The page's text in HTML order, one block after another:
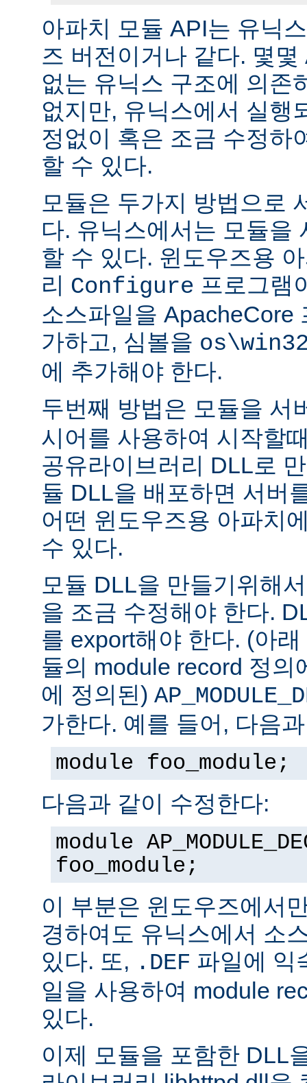
아파치 모듈 API는 유닉
즈 버전이거나 같다. 몇
없는 유닉스 구조에 의존
없지만, 유닉스에서 실행
정없이 혹은 조금 수정하
할 수 있다.
모듈은 두가지 방법으로
다. 유닉스에서는 모듈을
할 수 있다. 윈도우즈용
리 Configure 프로그램
소스파일을 ApacheCore
가하고, 심볼을
에 추가해야 한다.
두번째 방법은 모듈을 서
시어를 사용하여 시작할
공유라이브러리 DLL로
듈 DLL을 배포하면 서버
어떤 윈도우즈용 아파치
수 있다.
모듈 DLL을 만들기위해
을 조금 수정해야 한다.
를 export해야 한다. (아
듈의 module record 정의
에 정의된)
가한다. 예를 들어, 다음
module foo_module;
다음과 같이 수정한다:
module
foo_module;
이 부분은 윈도우즈에서
경하여도 유닉스에서 소
있다. 또, .DEF 파일에 익
일을 사용하여 module
있다.
이제 모듈을 포함한 DLL